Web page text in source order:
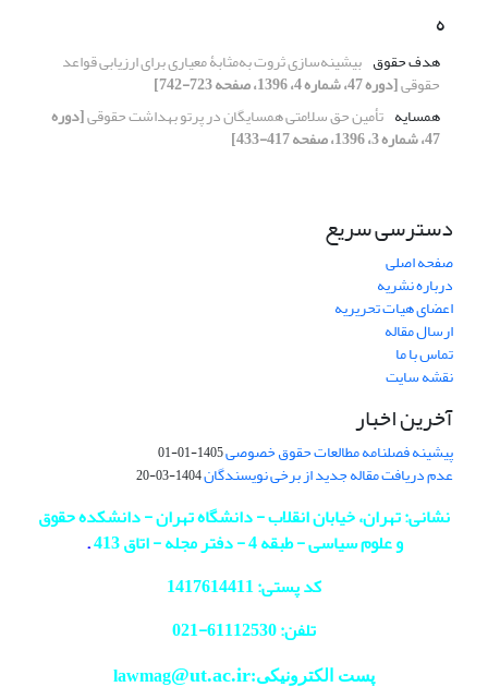
ه
هدف حقوق بیشینه‌سازی ثروت به‌مثابۀ معیاری برای ارزیابی قواعد
حقوقی[دوره 47، شماره 4، 1396، صفحه 723-742]
همسایه تأمین حق سلامتی همسایگان در پرتو بهداشت حقوقی[دوره
47، شماره 3، 1396، صفحه 417-433]
دسترسی سریع
صفحه اصلی
درباره نشریه
اعضای هیات تحریریه
ارسال مقاله
تماس با ما
نقشه سایت
آخرین اخبار
پیشینه فصلنامه مطالعات حقوق خصوصی1405-01-01
عدم دریافت مقاله جدید از برخی نویسندگان1404-03-20
نشانی: تهران، خیابان انقلاب - دانشگاه تهران - دانشکده حقوق
و علوم سیاسی - طبقه 4 - دفتر مجله - اتاق 413
.
کد پستی: 1417614411
تلفن: 61112530-
021
پست الکترونیکی:lawmag@ut.ac.ir